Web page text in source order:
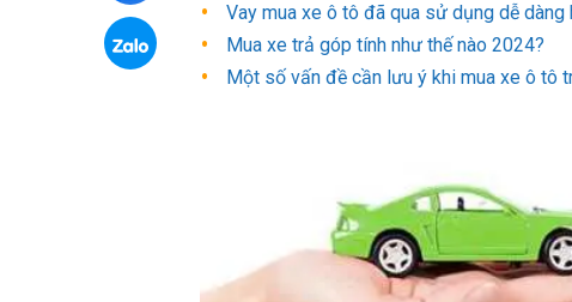
Vay mua xe ô tô đã qua sử dụng dễ
Mua xe trả góp tính như thế nào 2024?
Một số vấn đề cần lưu ý khi mua xe ô tô